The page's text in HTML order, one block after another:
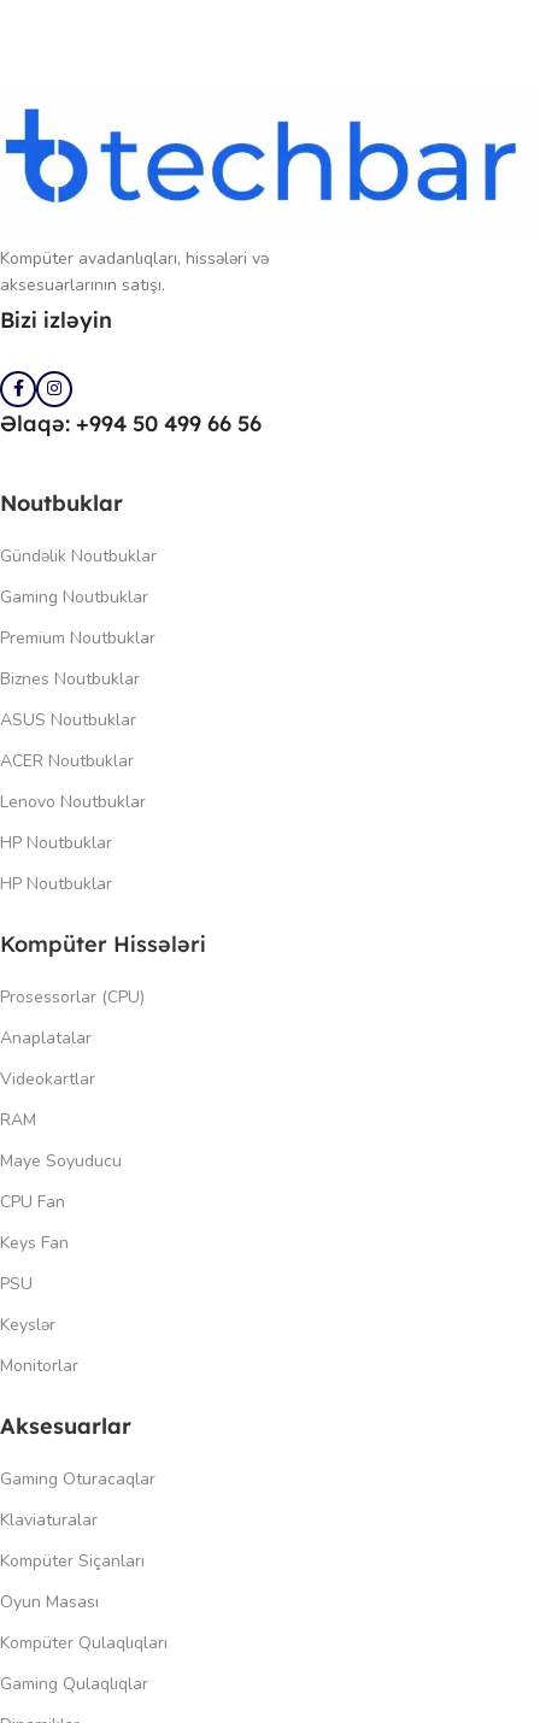
Kompüter avadanlıqları, hissələri və
aksesuarlarının satışı.
Bizi izləyin
Əlaqə: +994 50 499 66 56
Noutbuklar
Gündəlik Noutbuklar
Gaming Noutbuklar
Premium Noutbuklar
Biznes Noutbuklar
ASUS Noutbuklar
ACER Noutbuklar
Lenovo Noutbuklar
HP Noutbuklar
HP Noutbuklar
Kompüter Hissələri
Prosessorlar (CPU)
Anaplatalar
Videokartlar
RAM
Maye Soyuducu
CPU Fan
Keys Fan
PSU
Keyslər
Monitorlar
Aksesuarlar
Gaming Oturacaqlar
Klaviaturalar
Kompüter Siçanları
Oyun Masası
Kompüter Qulaqlıqları
Gaming Qulaqlıqlar